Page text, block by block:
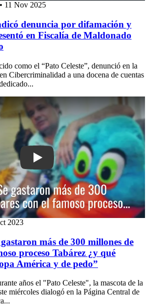
• 11 Nov 2025
denuncia por difamación y
en Fiscalía de Maldonado
como el “Pato Celeste”, denunció en la
Cibercriminalidad a una docena de cuentas
Play: Pato Celeste: “Se gastaron
2023
más de 300 millones de
proceso Tabárez ¿y qué
América y de pedo”
años el "Pato Celeste", la mascota de la
miércoles dialogó en la Página Central de